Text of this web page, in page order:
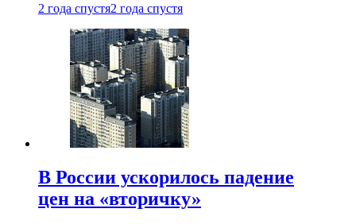
2 года спустя2 года спустя
В России ускорилось падение
цен на «вторичку»